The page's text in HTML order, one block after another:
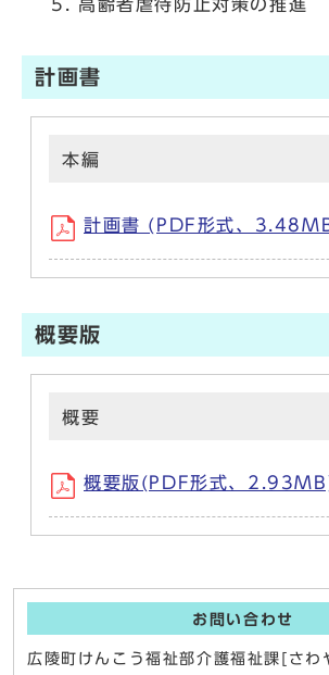
高齢者虐待防止対策の推進
計画書
本編
計画書 (PDF形式、
概要版
概要
概要版(PDF形式、
お問い合わせ
広陵町けんこう福祉部介護福祉課[さわ